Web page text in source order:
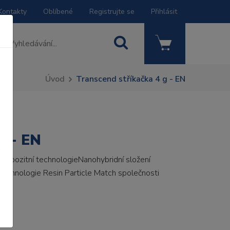
Oblíbené Registrujte se Přihlásit
Úvod Transcend stříkačka 4 g - EN
- EN
technologieNanohybridní složení
Resin Particle Match společnosti